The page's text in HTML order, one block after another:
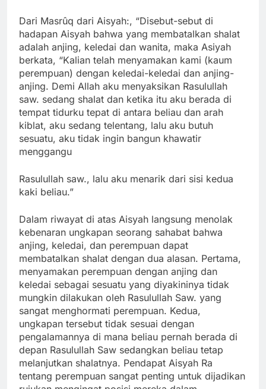
Dari Masrûq dari Aisyah:, “Disebut-sebut di
hadapan Aisyah bahwa yang membatalkan shalat
adalah anjing, keledai dan wanita, maka Asiyah
berkata, “Kalian telah menyamakan kami (kaum
perempuan) dengan keledai-keledai dan anjing-
anjing. Demi Allah aku menyaksikan Rasulullah
saw. sedang shalat dan ketika itu aku berada di
tempat tidurku tepat di antara beliau dan arah
kiblat, aku sedang telentang, lalu aku butuh
sesuatu, aku tidak ingin bangun khawatir
menggangu
Rasulullah saw., lalu aku menarik dari sisi kedua
kaki beliau.”
Dalam riwayat di atas Aisyah langsung menolak
kebenaran ungkapan seorang sahabat bahwa
anjing, keledai, dan perempuan dapat
membatalkan shalat dengan dua alasan. Pertama,
menyamakan perempuan dengan anjing dan
keledai sebagai sesuatu yang diyakininya tidak
mungkin dilakukan oleh Rasulullah Saw. yang
sangat menghormati perempuan. Kedua,
ungkapan tersebut tidak sesuai dengan
pengalamannya di mana beliau pernah berada di
depan Rasulullah Saw sedangkan beliau tetap
melanjutkan shalatnya. Pendapat Aisyah Ra
tentang perempuan sangat penting untuk dijadikan